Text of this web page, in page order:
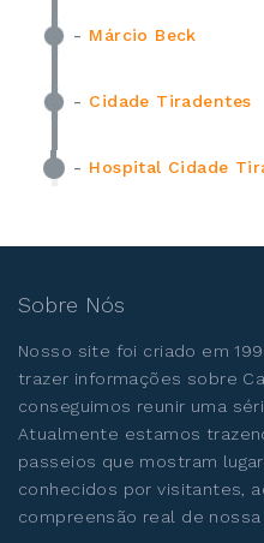
- Márcio Beck
- Cidade Tiradentes
- Hospital Cidade
Sobre Nós
Nosso site foi criado em
trazer informações sobre
conseguimos reunir uma
Atualmente estamos
passeios que mostram
conhecidos por visitantes,
compreensão real de nossa